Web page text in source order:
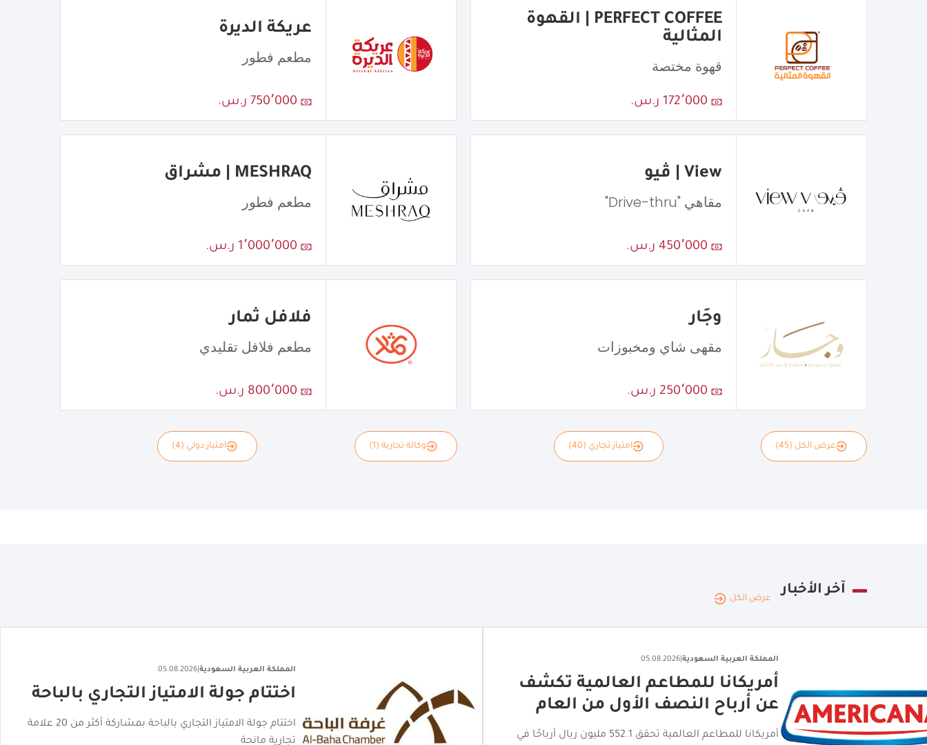
PERFECT COFFEE | القهوة
المثالية
قهوة مختصة
172٬000 ر.س.
عريكة الديرة
مطعم فطور
750٬000 ر.س.
View | ڤيو
مقاهي "Drive-thru"
450٬000 ر.س.
MESHRAQ | مشراق
مطعم فطور
1٬000٬000 ر.س.
وجَار
مقهى شاي ومخبوزات
250٬000 ر.س.
فلافل ثمار
مطعم فلافل تقليدي
800٬000 ر.س.
عرض الكل (45) امتياز تجاري (40) وكالة تجارية (1) امتياز دولي (4)
آخر الأخبار
عرض الكل
المملكة العربية السعودية|
06.08.2026
"القصر الأحمر" يكشف عن هويته
البصرية
المملكة العربية السعودية
اختتام جولة الامتياز التجاري بالباحة
تجارية مانحة